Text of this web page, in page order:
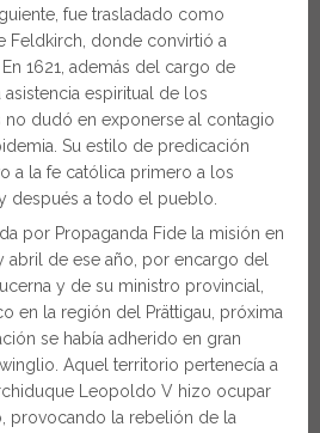
fue trasladado como
Feldkirch, donde convirtió a
1621, además del cargo de
espiritual de los
no dudó en exponerse al contagio
Su estilo de predicación
a la fe católica primero a los
después a todo el pueblo.
por Propaganda Fide la misión en
abril de ese año, por encargo del
y de su ministro provincial,
en la región del Prättigau, próxima
se había adherido en gran
Aquel territorio pertenecía a
Leopoldo V hizo ocupar
provocando la rebelión de la